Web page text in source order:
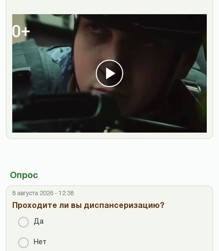
Опрос
8 августа 2026 - 12:38
Проходите ли вы диспансеризацию?
Да
Нет